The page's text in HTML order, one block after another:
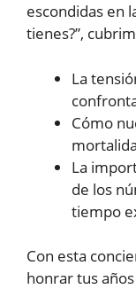
escondidas en
tienes?”,
La
Cómo
La
de los
tiempo
Con esta
honrar tus